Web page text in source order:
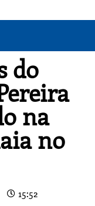
do
na
no
15:52